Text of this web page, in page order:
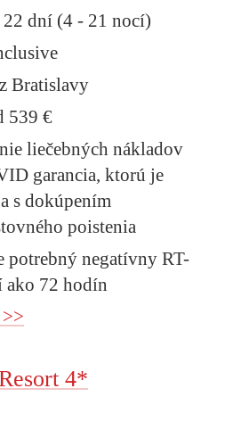
22 dní (4 - 21 nocí)
Bratislavy
539 €
liečebných nákladov
garancia, ktorú je
s dokúpením
poistenia
potrebný negatívny RT-
ako 72 hodín
4*